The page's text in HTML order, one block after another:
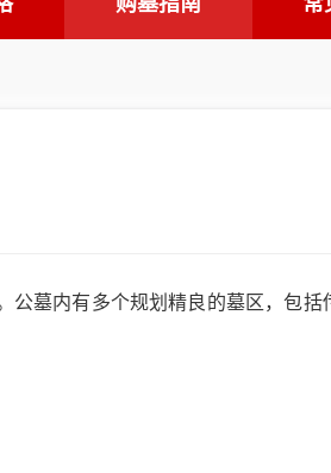
公墓内有多个规划精良的墓区，包括